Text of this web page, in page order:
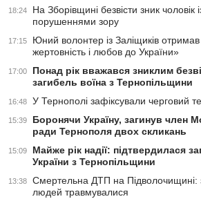
18:24
На Зборівщині безвісти зник чоловік
порушеннями зору
17:15
Юний волонтер із Заліщиків
жертовність і любов до України»
17:00
Понад рік вважався зниклим
загибель воїна з Тернопільщини
16:48 У Тернополі зафіксували черговий
15:39
Боронячи Україну, загинув член
ради Тернополя двох скликань
15:09
Майже рік надії: підтвердилася
України з Тернопільщини
13:38
Смертельна ДТП на Підволочищині:
людей травмувалися